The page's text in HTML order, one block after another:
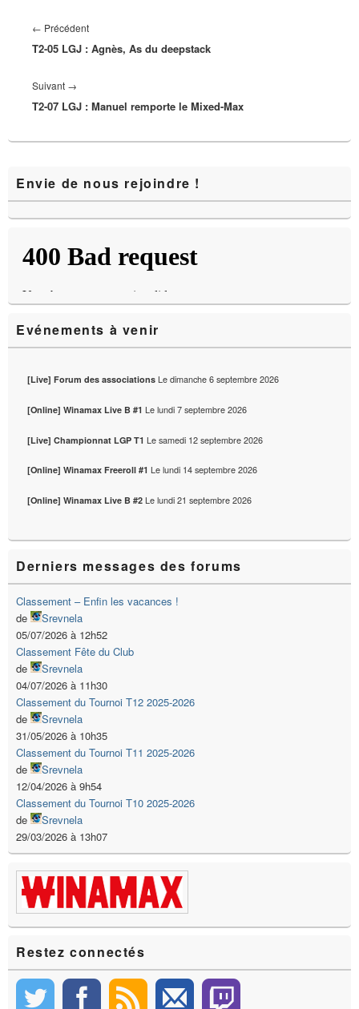
← PrécédentArticle
précédent :
T2-05 LGJ : Agnès, As du deepstack
Suivant →
suivant :
T2-07 LGJ : Manuel remporte le Mixed-Max
principale
de
widget
barre
Envie de nous rejoindre !
Evénements à venir
[Live] Forum des associations Ledimanche 6 septembre 2026
[Online] Winamax Live B #1 Lelundi 7 septembre 2026
[Live] Championnat LGP T1 Lesamedi 12 septembre 2026
[Online] Winamax Freeroll #1 Lelundi 14 septembre 2026
[Online] Winamax Live B #2 Lelundi 21 septembre 2026
Derniers messages des forums
Classement – Enfin les vacances !
de
Srevnela
05/07/2026 à 12h52
Classement Fête du Club
de
Srevnela
04/07/2026 à 11h30
Classement du Tournoi T12 2025-2026
de
Srevnela
31/05/2026 à 10h35
Classement du Tournoi T11 2025-2026
de
Srevnela
12/04/2026 à 9h54
Classement du Tournoi T10 2025-2026
de
Srevnela
29/03/2026 à 13h07
Restez connectés